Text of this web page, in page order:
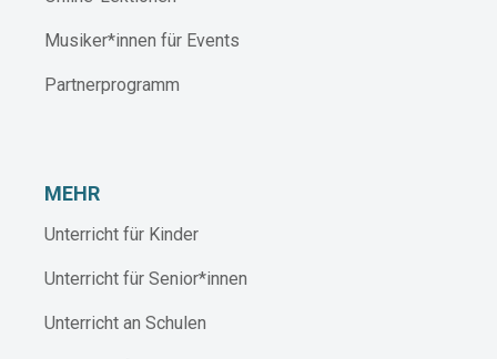
Musiker*innen für Events
Partnerprogramm
MEHR
Unterricht für Kinder
Unterricht für Senior*innen
Unterricht an Schulen